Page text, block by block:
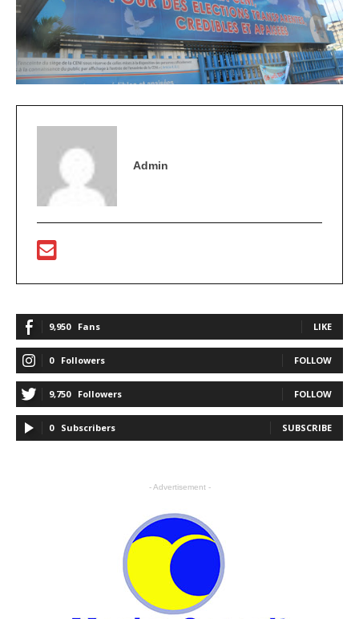
Admin
9,950 Fans LIKE
0 Followers FOLLOW
9,750 Followers FOLLOW
0 Subscribers SUBSCRIBE
- Advertisement -